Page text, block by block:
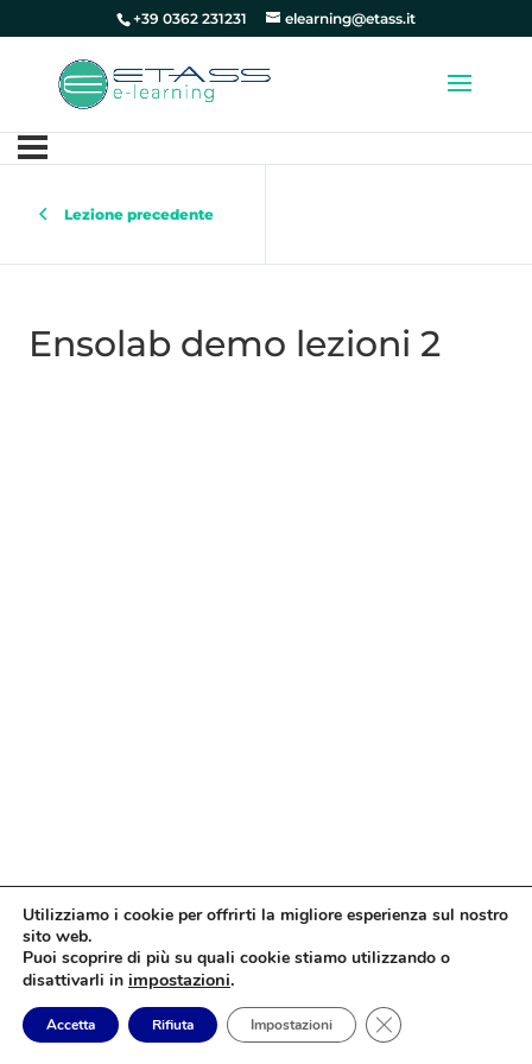
+39 0362 231231 elearning@etass.it
Lezione precedente
Ensolab demo lezioni 2
Utilizziamo i cookie per offrirti la migliore esperienza sul nostro
sito web.
Puoi scoprire di più su quali cookie stiamo utilizzando o
disattivarli in impostazioni.
Accetta Rifiuta Impostazioni Close GDPR